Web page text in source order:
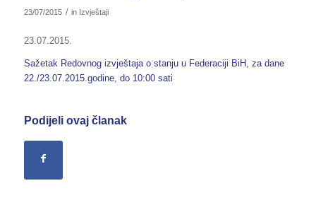
23/07/2015 / in Izvještaji
23.07.2015.
Sažetak Redovnog izvještaja o stanju u Federaciji BiH, za dane
22./23.07.2015.godine, do 10:00 sati
Podijeli ovaj članak